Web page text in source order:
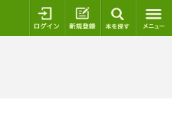
ログイン 新規登録